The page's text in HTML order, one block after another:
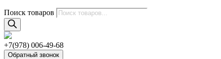
Поиск товаров
+7(978) 006-49-68
Обратный звонок